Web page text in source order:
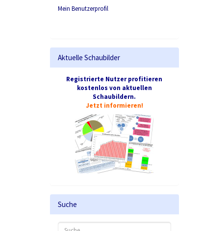
Mein Benutzerprofil
Aktuelle Schaubilder
Registrierte Nutzer profitieren
kostenlos von aktuellen
Schaubildern.
Jetzt informieren!
Suche